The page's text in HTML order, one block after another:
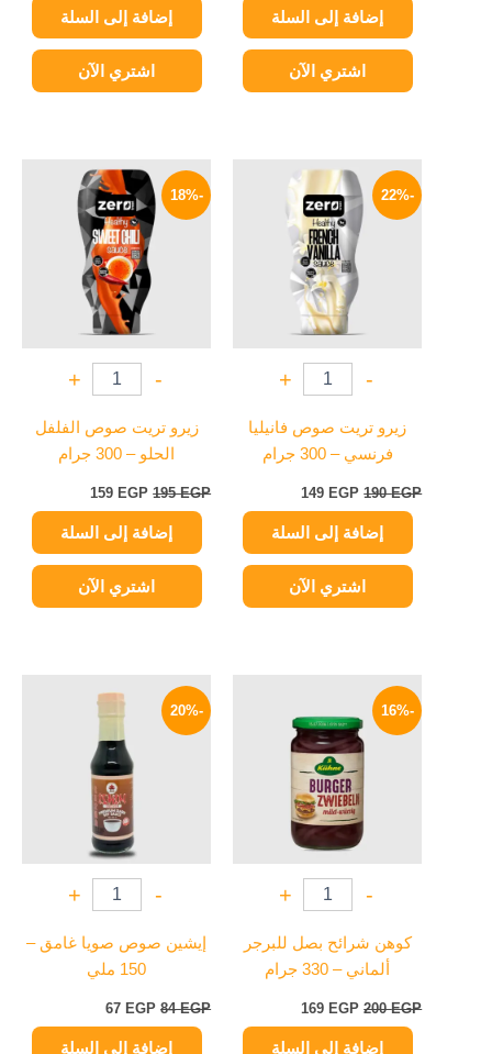
إضافة إلى السلة
اشتري الآن
إضافة إلى السلة
اشتري الآن
-22%
-
+
زيرو تريت صوص فانيليا
فرنسي – 300 جرام
190EGP
السعر
الأصلي
هو:
190 EGP.
149 EGP
الحالي
هو:
149 EGP.
إضافة إلى السلة
اشتري الآن
-18%
-
+
زيرو تريت صوص الفلفل
الحلو – 300 جرام
195EGP
السعر
الأصلي
هو:
195 EGP.
159 EGP
السعر
الحالي
هو:
159 EGP.
إضافة إلى السلة
اشتري الآن
-16%
-
+
كوهن شرائح بصل للبرجر
ألماني – 330 جرام
200EGP
هو:
200 EGP.
169 EGP
هو:
169 EGP.
إضافة إلى السلة
-20%
-
+
إيشين صوص صويا غامق –
150 ملي
84EGP
الأصلي
67 EGP
الحالي
هو:
67 EGP.
إضافة إلى السلة